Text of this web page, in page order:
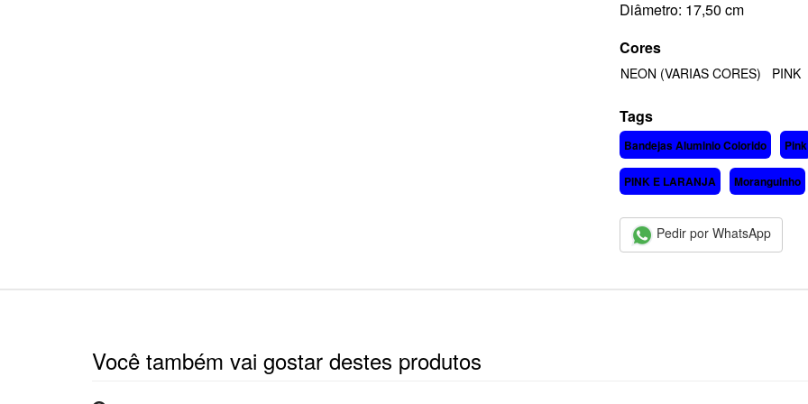
Diâmetro: 17,50 cm
Cores
NEON (VARIAS CORES) PINK
Tags
Bandejas Aluminio Colorido Pink
PINK E LARANJA Moranguinho
Pedir por WhatsApp
Você também vai gostar destes produtos